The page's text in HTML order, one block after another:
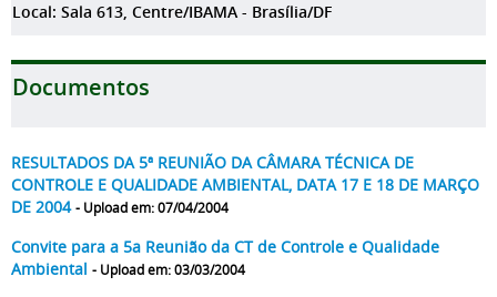
Local: Sala 613, Centre/IBAMA - Brasília/DF
Documentos
RESULTADOS DA 5ª REUNIÃO DA CÂMARA TÉCNICA DE
CONTROLE E QUALIDADE AMBIENTAL, DATA 17 E 18 DE MARÇO
DE 2004 - Upload em: 07/04/2004
Convite para a 5a Reunião da CT de Controle e Qualidade
Ambiental - Upload em: 03/03/2004